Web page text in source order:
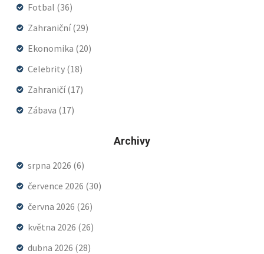
Fotbal (36)
Zahraniční(29)
Ekonomika (20)
Celebrity (18)
Zahraničí(17)
Zábava (17)
Archivy
srpna 2026 (6)
července 2026 (30)
června 2026 (26)
května 2026 (26)
dubna 2026 (28)